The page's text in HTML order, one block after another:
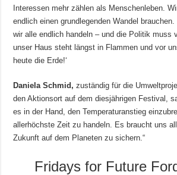
Interessen mehr zählen als Menschenleben.
endlich einen grundlegenden Wandel
wir alle endlich handeln – und die Politik muss
unser Haus steht längst in Flammen und vor
heute die Erde!‘
Daniela Schmid, zuständig für die
den Aktionsort auf dem diesjährigen Festival,
es in der Hand, den Temperaturanstieg
allerhöchste Zeit zu handeln. Es braucht uns
Zukunft auf dem Planeten zu sichern.“
Fridays for Future